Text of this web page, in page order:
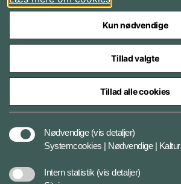
Styrelser og myndigheder under
Kun nødvendige
Tillad valgte
Tillad alle cookies
Nødvendige (vis detaljer)
Systemcookies | Nødvendige |
Intern statistik (vis detaljer)